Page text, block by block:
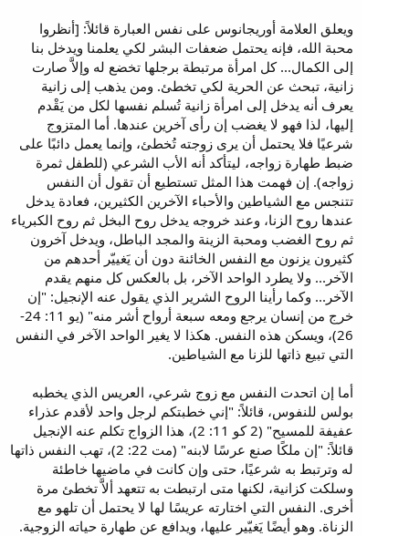
ويعلق العلامة أوريجانوس على نفس العبارة قائلاً: [أنظروا
محبة الله، فإنه يحتمل ضعفات البشر لكي يعلمنا ويدخل بنا
إلى الكمال... كل امرأة مرتبطة برجلها تخضع له وإلاَّ صارت
زانية، تبحث عن الحرية لكي تخطئ. ومن يذهب إلى زانية
يعرف أنه يدخل إلى امرأة زانية تُسلم نفسها لكل من يَقْدم
إليها، لذا فهو لا يغضب إن رأى آخرين عندها. أما المتزوج
شرعيًا فلا يحتمل أن يرى زوجته تُخطئ، وإنما يعمل دائبًا على
ضبط طهارة زواجه، ليتأكد أنه الأب الشرعي (للطفل ثمرة
زواجه). إن فهمت هذا المثل تستطيع أن تقول أن النفس
تتنجس مع الشياطين والأحباء الآخرين الكثيرين، فعادة يدخل
عندها روح الزنا، وعند خروجه يدخل روح البخل ثم روح الكبرياء
ثم روح الغضب ومحبة الزينة والمجد الباطل، ويدخل آخرون
كثيرون يزنون مع النفس الخائنة دون أن يَغييّر أحدهم من
الآخر... ولا يطرد الواحد الآخر، بل بالعكس كل منهم يقدم
الآخر... وكما رأينا الروح الشرير الذي يقول عنه الإنجيل: "إن
خرج من إنسان يرجع ومعه سبعة أرواح أشر منه" (يو 11: 24-
26)، ويسكن هذه النفس. هكذا لا يغير الواحد الآخر في النفس
التي تبيع ذاتها للزنا مع الشياطين.
أما إن اتحدت النفس مع زوج شرعي، العريس الذي يخطبه
بولس للنفوس، قائلاً: "إني خطبتكم لرجل واحد لأقدم عذراء
عفيفة للمسيح" (2 كو 11: 2)، هذا الزواج تكلم عنه الإنجيل
قائلاً: "إن ملكًا صنع عرسًا لابنه" (مت 22: 2)، تهب النفس ذاتها
له وترتبط به شرعيًا، حتى وإن كانت في ماضيها خاطئة
وسلكت كزانية، لكنها متى ارتبطت به تتعهد ألاَّ تخطئ مرة
أخرى. النفس التي اختارته عريسًا لها لا يحتمل أن تلهو مع
الزناة. وهو أيضًا يَغيّير عليها، ويدافع عن طهارة حياته الزوجية.